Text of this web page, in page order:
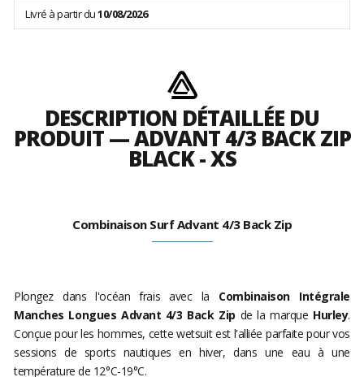
Livré à partir du10/08/2026
DESCRIPTION DÉTAILLÉE DU
PRODUIT — ADVANT 4/3 BACK ZIP
BLACK - XS
Combinaison Surf Advant 4/3 Back Zip
Plongez dans l'océan frais avec la Combinaison Intégrale
Manches Longues Advant 4/3 Back Zip de la marque Hurley.
Conçue pour les hommes, cette wetsuit est l'alliée parfaite pour vos
sessions de sports nautiques en hiver, dans une eau à une
température de 12°C-19°C.